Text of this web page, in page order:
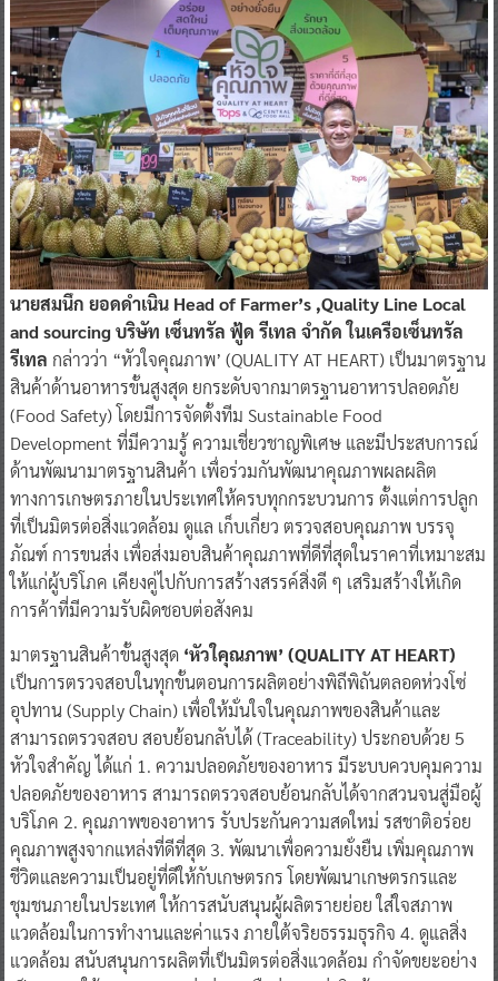
นายสมนึก ยอดดำเนิน Head of Farmer’s ,Quality Line Local
and sourcing บริษัท เซ็นทรัล ฟู้ด รีเทล จำกัด ในเครือเซ็นทรัล
รีเทลกล่าวว่า “หัวใจคุณภาพ’ (QUALITY AT HEART) เป็นมาตรฐาน
สินค้าด้านอาหารขั้นสูงสุด ยกระดับจากมาตรฐานอาหารปลอดภัย
(Food Safety) โดยมีการจัดตั้งทีม Sustainable Food
Development ที่มีความรู้ ความเชี่ยวชาญพิเศษ และมีประสบการณ์
ด้านพัฒนามาตรฐานสินค้า เพื่อร่วมกันพัฒนาคุณภาพผลผลิต
ทางการเกษตรภายในประเทศให้ครบทุกกระบวนการ ตั้งแต่การปลูก
ที่เป็นมิตรต่อสิ่งแวดล้อม ดูแล เก็บเกี่ยว ตรวจสอบคุณภาพ บรรจุ
ภัณฑ์ การขนส่ง เพื่อส่งมอบสินค้าคุณภาพที่ดีที่สุดในราคาที่เหมาะสม
ให้แก่ผู้บริโภค เคียงคู่ไปกับการสร้างสรรค์สิ่งดี ๆ เสริมสร้างให้เกิด
การค้าที่มีความรับผิดชอบต่อสังคม
มาตรฐานสินค้าขั้นสูงสุด‘หัวใคุณภาพ’ (QUALITY AT HEART)
อุปทาน (Supply Chain) เพื่อให้มั่นใจในคุณภาพของสินค้าและ
สามารถตรวจสอบ สอบย้อนกลับได้ (Traceability) ประกอบด้วย 5
หัวใจสำคัญ ได้แก่ 1. ความปลอดภัยของอาหาร มีระบบควบคุมความ
ปลอดภัยของอาหาร สามารถตรวจสอบย้อนกลับได้จากสวนจนสู่มือผู้
บริโภค 2. คุณภาพของอาหาร รับประกันความสดใหม่ รสชาติอร่อย
คุณภาพสูงจากแหล่งที่ดีที่สุด 3. พัฒนาเพื่อความยั่งยืน เพิ่มคุณภาพ
ชีวิตและความเป็นอยู่ที่ดีให้กับเกษตรกร โดยพัฒนาเกษตรกรและ
ชุมชนภายในประเทศ ให้การสนับสนุนผู้ผลิตรายย่อย ใส่ใจสภาพ
แวดล้อมในการทำงานและค่าแรง ภายใต้จริยธรรมธุรกิจ 4. ดูแลสิ่ง
แวดล้อม สนับสนุนการผลิตที่เป็นมิตรต่อสิ่งแวดล้อม กำจัดขยะอย่าง
เป็นระบบ ใช้ระบบการขนส่งผ่านเครือข่ายรถส่งสินค้า (Backhaul)
เพื่อลดการปล่อยก๊าซเรือนกระจก และ 5. ราคาที่เหมาะสม คัดสรร